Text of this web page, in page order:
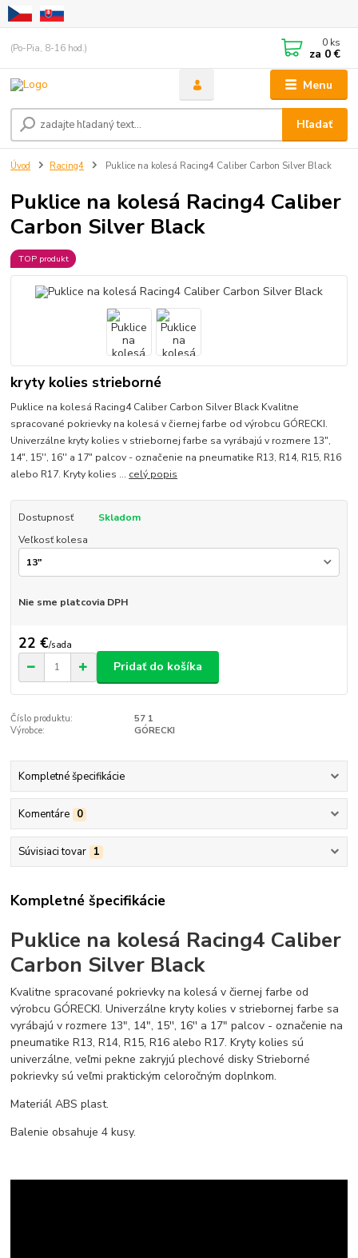
Menu
Hľadať
(Po-Pia, 8-16 hod.) 0 ks
za 0 €
Úvod Racing4 Puklice na kolesá Racing4 Caliber Carbon Silver Black
Puklice na kolesá Racing4 Caliber
Carbon Silver Black
TOP produkt
kryty kolies strieborné
Puklice na kolesá Racing4 Caliber Carbon Silver Black Kvalitne
spracované pokrievky na kolesá v čiernej farbe od výrobcu GÓRECKI.
Univerzálne kryty kolies v striebornej farbe sa vyrábajú v rozmere 13",
14", 15'', 16'' a 17" palcov - označenie na pneumatike R13, R14, R15, R16
alebo R17. Kryty kolies ... celý popis
Dostupnosť
Skladom
Veľkosť kolesa
Nie sme platcovia DPH
22 €/sada
Pridať do košíka
Číslo produktu:
57 1
Výrobce:
GÓRECKI
Kompletné špecifikácie
Komentáre 0
Súvisiaci tovar 1
Kompletné špecifikácie
Puklice na kolesá Racing4 Caliber
Carbon Silver Black
Kvalitne spracované pokrievky na kolesá v čiernej farbe od
výrobcu GÓRECKI. Univerzálne kryty kolies v striebornej farbe sa
vyrábajú v rozmere 13", 14", 15'', 16'' a 17" palcov - označenie na
pneumatike R13, R14, R15, R16 alebo R17. Kryty kolies sú
univerzálne, veľmi pekne zakryjú plechové disky Strieborné
pokrievky sú veľmi praktickým celoročným doplnkom.
Materiál ABS plast.
Balenie obsahuje 4 kusy.